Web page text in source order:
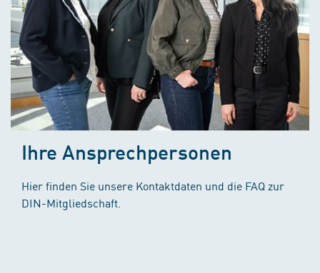
Ihre Ansprechpersonen
Hier finden Sie unsere Kontaktdaten und die FAQ zur
DIN-Mitgliedschaft.